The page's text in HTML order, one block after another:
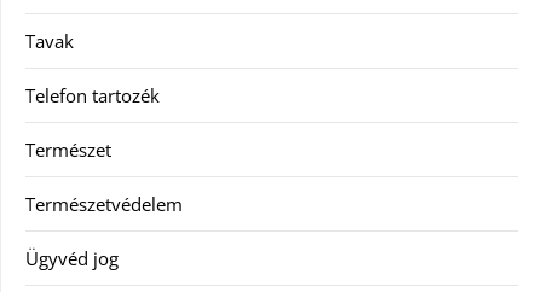
Tavak
Telefon tartozék
Természet
Természetvédelem
Ügyvéd jog